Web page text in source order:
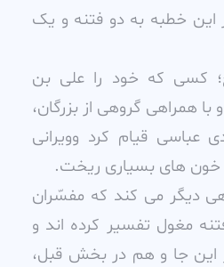
اين خطبه به دو فتنه و يک
کسى که خود را على بن
همراهى گروهى از بزرگان،
عباسى قيام کرد وويرانى
و خون هاى بسيارى ريخت.
ديگر مى کند که مفسّران
مغول تفسير کرده اند و
جا و هم در بخش قبل،